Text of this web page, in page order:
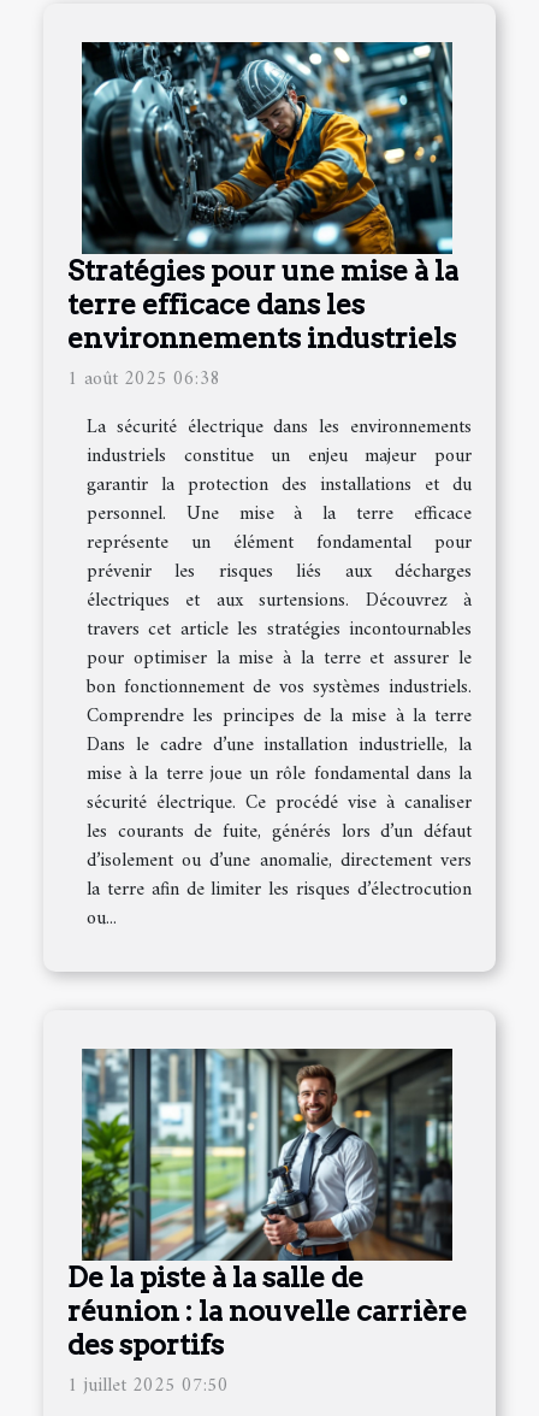
Stratégies pour une mise à la
terre efficace dans les
environnements industriels
1 août 2025 06:38
La sécurité électrique dans les environnements
industriels constitue un enjeu majeur pour
garantir la protection des installations et du
personnel. Une mise à la terre efficace
représente un élément fondamental pour
prévenir les risques liés aux décharges
électriques et aux surtensions. Découvrez à
travers cet article les stratégies incontournables
pour optimiser la mise à la terre et assurer le
bon fonctionnement de vos systèmes industriels.
Comprendre les principes de la mise à la terre
Dans le cadre d’une installation industrielle, la
mise à la terre joue un rôle fondamental dans la
sécurité électrique. Ce procédé vise à canaliser
les courants de fuite, générés lors d’un défaut
d’isolement ou d’une anomalie, directement vers
la terre afin de limiter les risques d’électrocution
ou...
De la piste à la salle de
réunion : la nouvelle carrière
des sportifs
1 juillet 2025 07:50